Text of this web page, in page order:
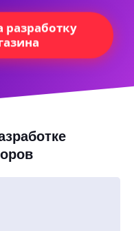
разработку